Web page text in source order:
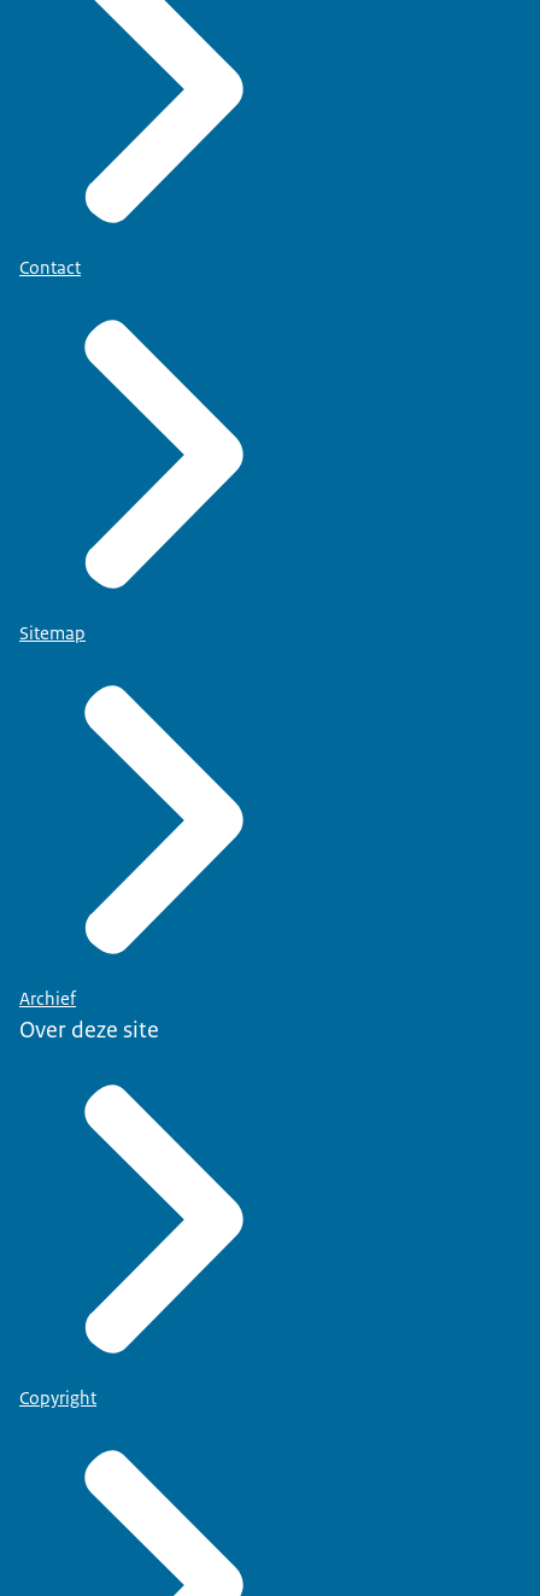
Contact
Sitemap
Archief
Over deze site
Copyright